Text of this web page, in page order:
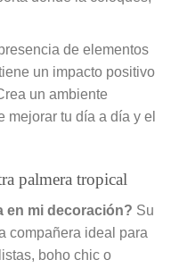
de elementos
un impacto positivo
un ambiente
mejorar tu día a día y el
palmera tropical
en mi decoración? Su
compañera ideal para
boho chic o